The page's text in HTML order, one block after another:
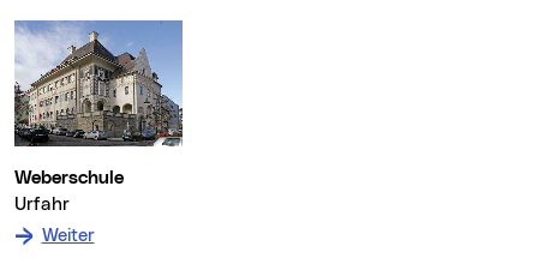
Weberschule
Urfahr
Weiter: zum Denkmal Weberschule